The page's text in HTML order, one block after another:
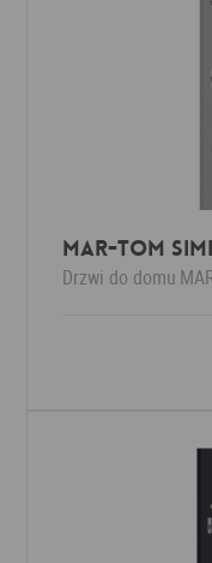
MAR-TOM
Drzwi do domu